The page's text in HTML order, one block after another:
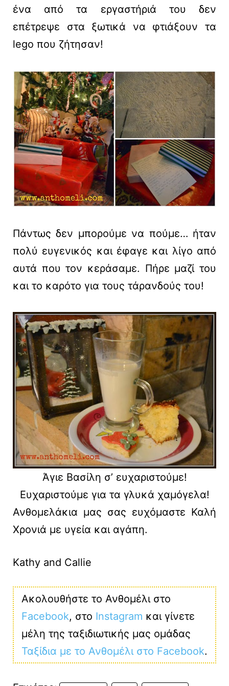
ένα από τα εργαστήριά του δεν
επέτρεψε στα ξωτικά να φτιάξουν τα
lego που ζήτησαν!
Πάντως δεν μπορούμε να πούμε… ήταν
πολύ ευγενικός και έφαγε και λίγο από
αυτά που τον κεράσαμε. Πήρε μαζί του
και το καρότο για τους τάρανδούς του!
Άγιε Βασίλη σ’ ευχαριστούμε!
Ευχαριστούμε για τα γλυκά χαμόγελα!
Ανθομελάκια μας σας ευχόμαστε Καλή
Χρονιά με υγεία και αγάπη.
Kathy and Callie
Ακολουθήστε το Ανθομέλι στο
Facebook, στο Instagram και γίνετε
μέλη της ταξιδιωτικής μας ομάδας
Ταξίδια με το Ανθομέλι στο Facebook.